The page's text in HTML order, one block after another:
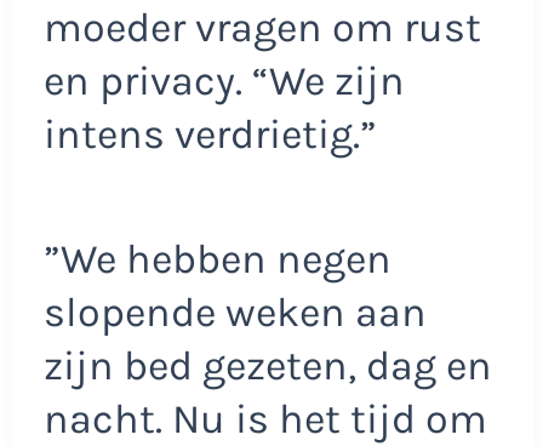
moeder vragen om rust
en privacy. “We zijn
intens verdrietig.”
”We hebben negen
slopende weken aan
zijn bed gezeten, dag en
nacht. Nu is het tijd om